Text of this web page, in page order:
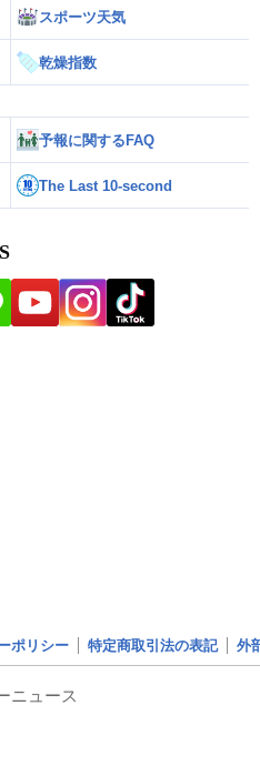
スポーツ天気
乾燥指数
予報に関するFAQ
The Last 10-second
ポリシー 特定商取引法の表記 外
ニュース